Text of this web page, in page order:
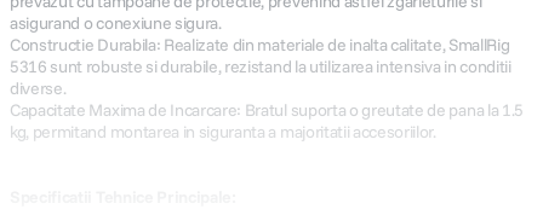
asigurand o conexiune sigura.
Constructie Durabila: Realizate din materiale de inalta calitate, SmallRig
5316 sunt robuste si durabile, rezistand la utilizarea intensiva in conditii
diverse.
Capacitate Maxima de Incarcare: Bratul suporta o greutate de pana la 1.5
kg, permitand montarea in siguranta a majoritatii accesoriilor.